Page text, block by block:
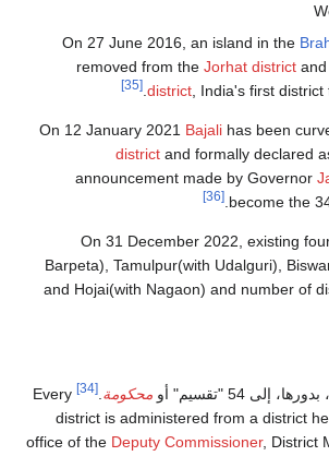
On 27 June 2016, an island in the
removed from theJorhat district
district, India's first
[35]
On 12 January 2021Bajalihas been
districtand formally
announcement made by
become
On 31 December 2022, existing
Barpeta), Tamulpur(with Udalguri),
and Hojai(with Nagaon) and number
"تقسيم" أو محكومة.
Every
district is administered from a
office of theDeputy Commissioner,